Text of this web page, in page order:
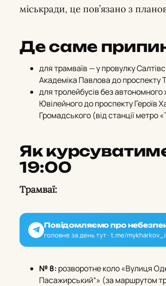
міськради, це пов’язано з
Де саме
для трамваїв — у провулку
Академіка Павлова до проспекту
для тролейбусів без
Ювілейного до проспекту Героїв
Громадського (від станції метро
Як
19:00
Трамваї:
Повідомляємо про
головне за день тут · t.me/
№ 8: розворотне коло «Вулиця
Пасажирський“» (за маршрутом